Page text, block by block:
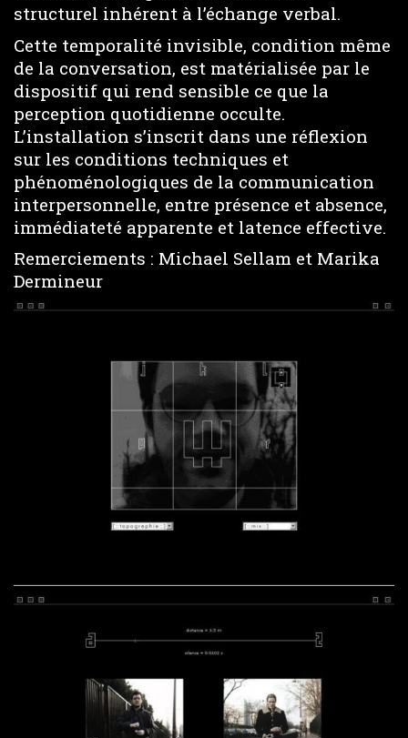
structurel inhérent à l’échange verbal.
Cette temporalité invisible, condition même
de la conversation, est matérialisée par le
dispositif qui rend sensible ce que la
perception quotidienne occulte.
L’installation s’inscrit dans une réflexion
sur les conditions techniques et
phénoménologiques de la communication
interpersonnelle, entre présence et absence,
immédiateté apparente et latence effective.
Remerciements : Michael Sellam et Marika
Dermineur